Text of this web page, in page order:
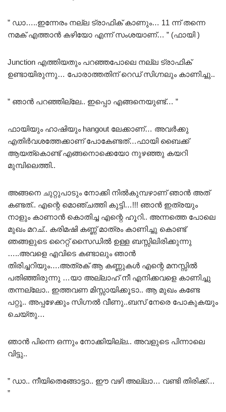
” ഡാ…..ഇന്നേരം നല്ല ട്രാഫിക് കാണും… 11 ന്ന് തന്നെ
നമക് എത്താൻ കഴിയോ എന്ന് സംശയാണ്… ” (ഫായി )
Junction എത്തിയതും പറഞ്ഞപോലെ നല്ല ട്രാഫിക്
ഉണ്ടായിരുന്നു… പോരാത്തതിന് റെഡ് സിഗ്നലും കാണിച്ചു..
” ഞാൻ പറഞ്ഞില്ലേ.. ഇപ്പൊ എങ്ങനെയുണ്ട്… ”
ഫായിയും ഹാഷിയും hangout ലേക്കാണ്… അവർക്കു
എതിർവശത്തേക്കാണ് പോകേണ്ടത്…ഫായി ബൈക്ക്
ആയത്കൊണ്ട് എങ്ങനൊക്കെയോ നുഴഞ്ഞു കയറി
മുമ്പിലെത്തി..
അങ്ങനെ ചുറ്റുപാടും നോക്കി നിൽകുമ്പഴാണ് ഞാൻ അത്
കണ്ടത്.. എന്റെ മൊഞ്ചത്തി കുട്ടി…!!! ഞാൻ ഇത്രയും
നാളും കാണാൻ കൊതിച്ച എന്റെ ഹൂറി.. അന്നത്തെ പോലെ
മുഖം മറച്.. കരിമഷി കണ്ണ് മാത്രം കാണിച്ചു കൊണ്ട്
ഞങ്ങളുടെ റൈറ്റ് സൈഡിൽ ഉള്ള ബസ്സിലിരിക്കുന്നു
…..അവളെ എവിടെ കണ്ടാലും ഞാൻ
തിരിച്ചറിയും….അത്രക് ആ കണ്ണുകൾ എന്റെ മനസ്സിൽ
പതിഞ്ഞിരുന്നു …യാ അല്ലാഹ് നീ എനിക്കവളെ കാണിച്ചു
തന്നല്ലോ.. ഇത്തവണ മിസ്സായിക്കൂടാ.. ആ മുഖം കണ്ടേ
പറ്റൂ.. അപ്പഴേക്കും സിഗ്നൽ വീണു..ബസ് നേരെ പോകുകയും
ചെയ്തു…
ഞാൻ പിന്നെ ഒന്നും നോക്കിയില്ല.. അവളുടെ പിന്നാലെ
വിട്ടു..
” ഡാ.. നീയിതെങ്ങോട്ടാ.. ഈ വഴി അല്ലാ… വണ്ടി തിരിക്ക്…
”